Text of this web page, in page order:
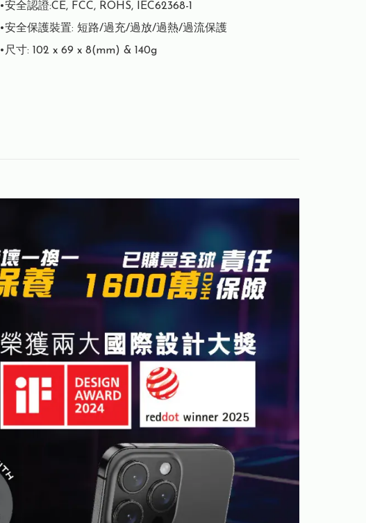
•安全認證:CE, FCC, ROHS, IEC62368-1
•安全保護裝置: 短路/過充/過放/過熱/過流保護
•尺寸: 102 x 69 x 8(mm) & 140g